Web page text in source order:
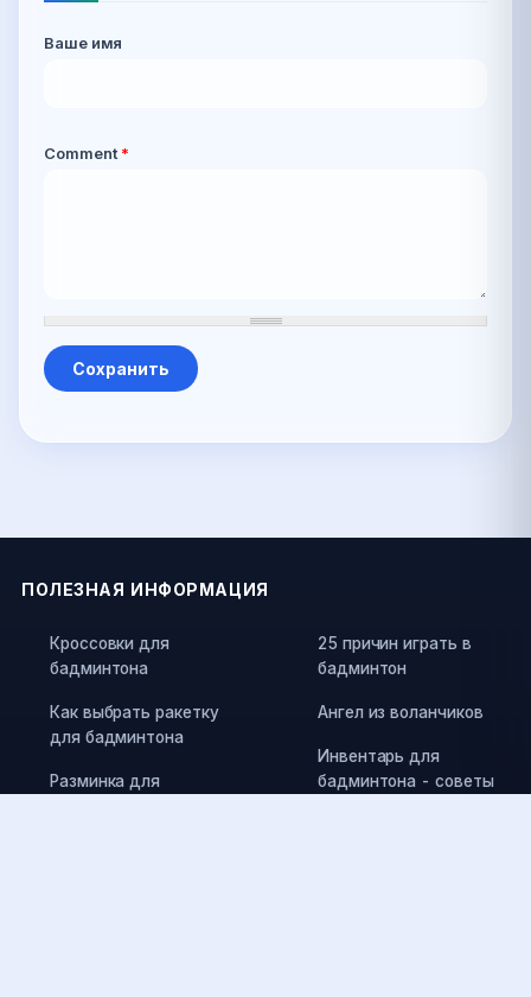
Ваше имя
Comment*
ПОЛЕЗНАЯ ИНФОРМАЦИЯ
Кроссовки для
бадминтона
Как выбрать ракетку
для бадминтона
Разминка для
25 причин играть в
бадминтон
Ангел из воланчиков
Инвентарь для
бадминтона - советы